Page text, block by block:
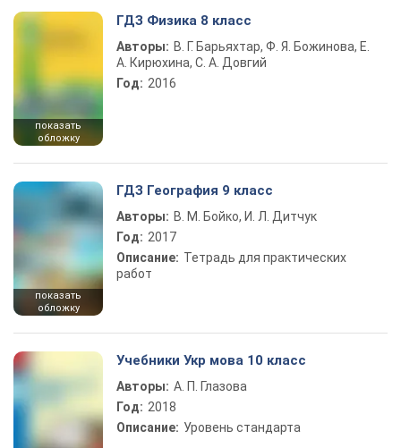
показать
обложку
ГДЗ Физика 8 класс
Авторы: В. Г. Барьяхтар, Ф. Я. Божинова, Е.
А. Кирюхина, С. А. Довгий
Год: 2016
показать
обложку
ГДЗ География 9 класс
Авторы: В. М. Бойко, И. Л. Дитчук
Год: 2017
Описание: Тетрадь для практических
работ
Учебники Укр мова 10 класс
Авторы: А. П. Глазова
Год: 2018
Описание: Уровень стандарта